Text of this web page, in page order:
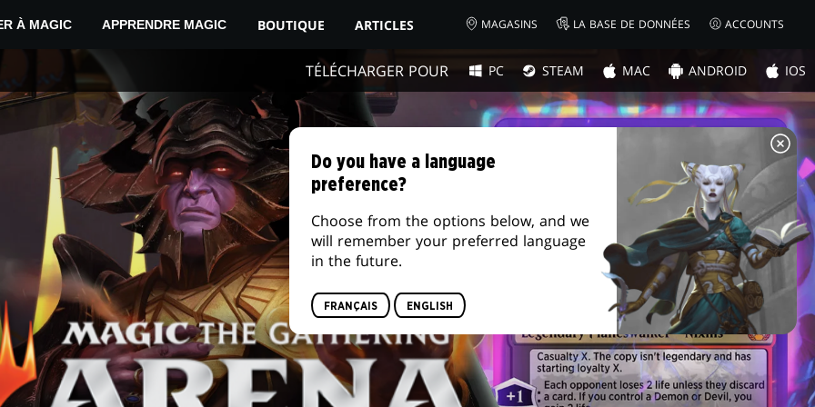
À MAGIC APPRENDRE MAGIC BOUTIQUE ARTICLES MAGASINS LA BASE DE DONNÉES ACCOUNTS
TÉLÉCHARGER POUR PC STEAM MAC ANDROID IOS
Do you have a language
preference?
Choose from the options below, and we
will remember your preferred language
in the future.
FRANÇAIS ENGLISH